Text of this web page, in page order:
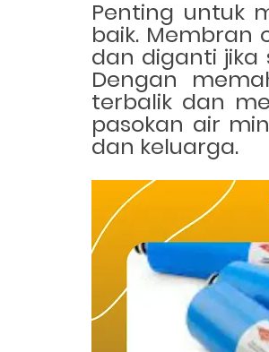
Penting untuk
baik. Membran
dan diganti
Dengan
terbalik dan
pasokan air
dan keluarga.